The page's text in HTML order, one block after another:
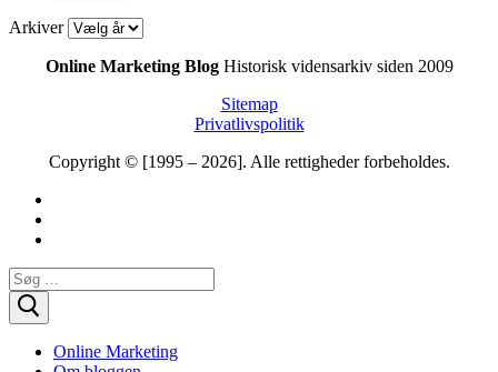
Arkiver
Online Marketing BlogHistorisk vidensarkiv siden 2009
Sitemap
Privatlivspolitik
Copyright © [1995 – 2026]. Alle rettigheder forbeholdes.
Søg
efter:
Online Marketing